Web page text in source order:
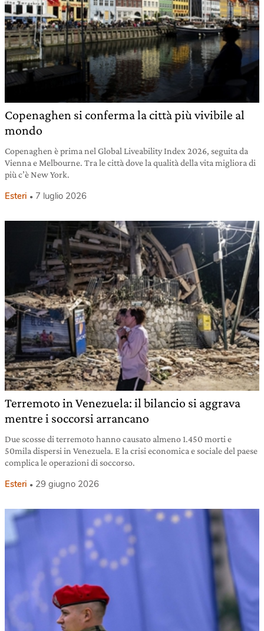
Copenaghen si conferma la città più vivibile al
mondo
Copenaghen è prima nel Global Liveability Index 2026, seguita da
Vienna e Melbourne. Tra le città dove la qualità della vita migliora di
più c’è New York.
Esteri 7 luglio 2026
Terremoto in Venezuela: il bilancio si aggrava
mentre i soccorsi arrancano
Due scosse di terremoto hanno causato almeno 1.450 morti e
50mila dispersi in Venezuela. E la crisi economica e sociale del paese
complica le operazioni di soccorso.
Esteri 29 giugno 2026